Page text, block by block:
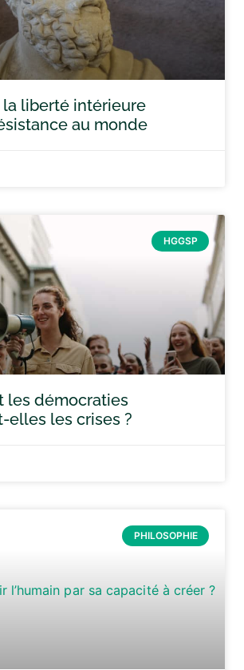
la liberté intérieure
au monde
HGGSP
les démocraties
elles les crises ?
PHILOSOPHIE